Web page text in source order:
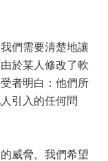
們需要清楚地讓
於某人修改了軟
者明白：他們所
引入的任何問
威脅。我們希望